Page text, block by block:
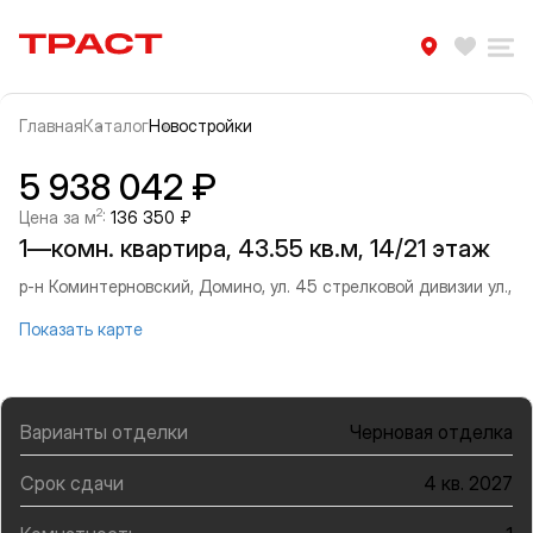
Траст | Служба недвижимости
ГлавнаяКаталогНовостройки
Информация об объекте
Галерея
5 938 042 ₽
Цена за м2: 136 350 ₽
1—комн. квартира, 43.55 кв.м, 14/21 этаж
р-н Коминтерновский, Домино, ул. 45 стрелковой дивизии ул.,
Показать карте
Варианты отделки Черновая отделка
Срок сдачи 4 кв. 2027